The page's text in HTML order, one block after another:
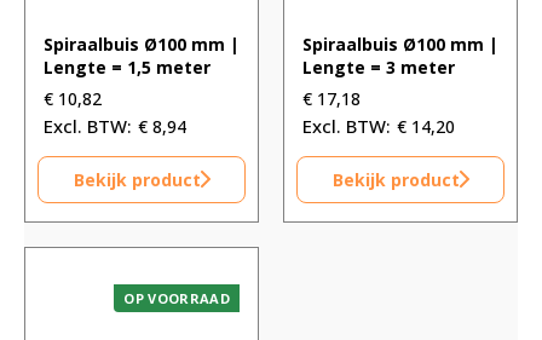
Spiraalbuis Ø100 mm |
Lengte = 1,5 meter
€ 10,82
€ 8,94
Bekijk product
Spiraalbuis Ø100 mm |
Lengte = 3 meter
€ 17,18
€ 14,20
Bekijk product
OP VOORRAAD